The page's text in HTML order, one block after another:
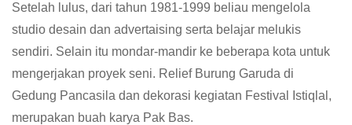
Setelah lulus, dari tahun 1981-1999 beliau mengelola
studio desain dan advertaising serta belajar melukis
sendiri. Selain itu mondar-mandir ke beberapa kota untuk
mengerjakan proyek seni. Relief Burung Garuda di
Gedung Pancasila dan dekorasi kegiatan Festival Istiqlal,
merupakan buah karya Pak Bas.